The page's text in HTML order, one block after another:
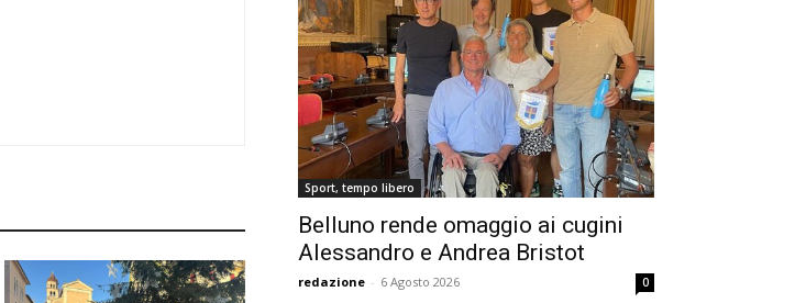
Sport, tempo libero
Belluno rende omaggio ai cugini
Alessandro e Andrea Bristot
redazione - 6 Agosto 2026 0